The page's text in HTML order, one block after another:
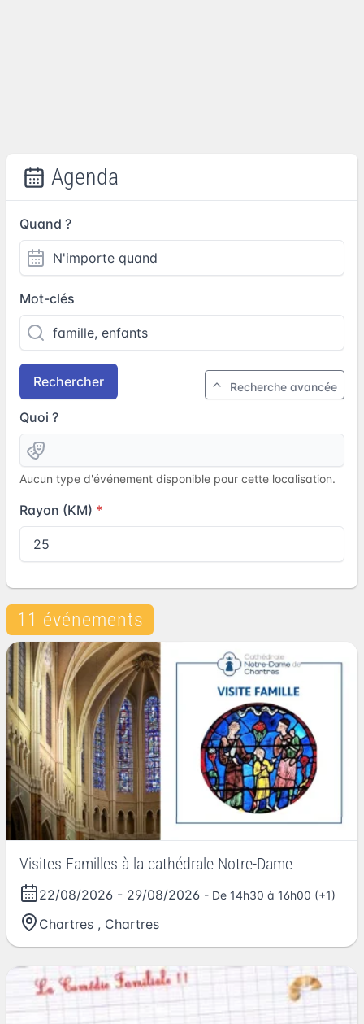
Agenda
Quand ?
Mot-clés
Rechercher Recherche avancée
Quoi ?
Aucun type d'événement disponible pour cette localisation.
Rayon (KM)
11 événements
Visites Familles à la cathédrale Notre-Dame
22/08/2026 - 29/08/2026 - De 14h30 à 16h00 (+1)
Chartres , Chartres